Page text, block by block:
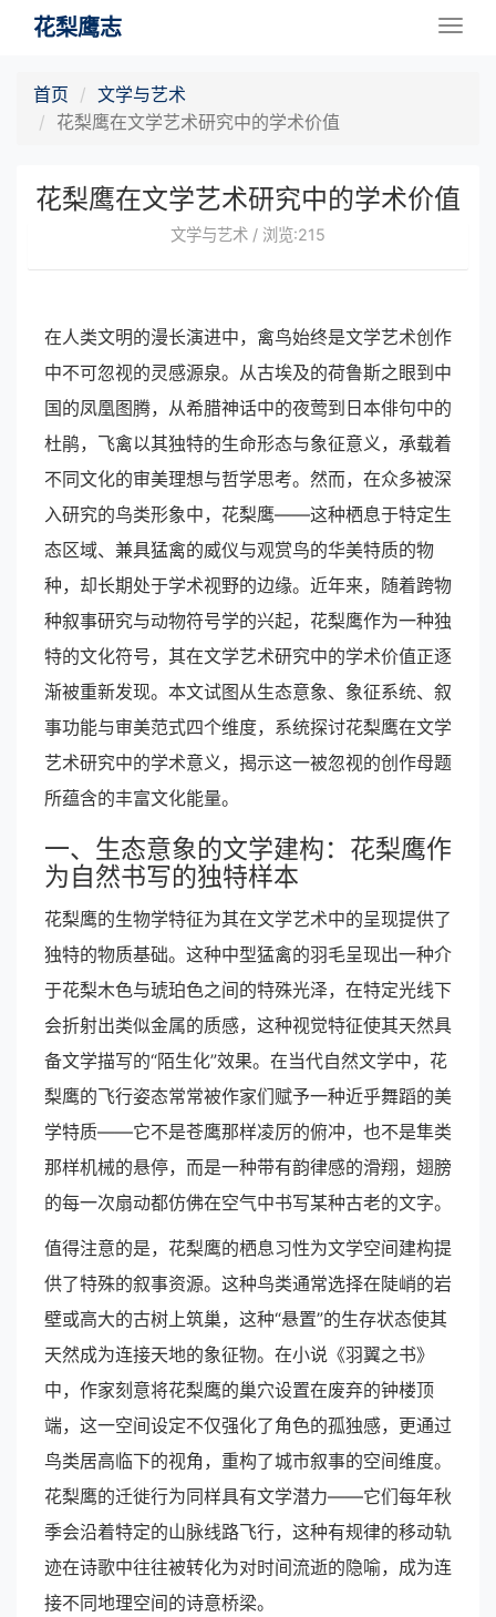
花梨鹰志
首页
文学与艺术
花梨鹰在文学艺术研究中的学术价值
花梨鹰在文学艺术研究中的学术价值
文学与艺术 / 浏览:215
在人类文明的漫长演进中，禽鸟始终是文学艺术创作
中不可忽视的灵感源泉。从古埃及的荷鲁斯之眼到中
国的凤凰图腾，从希腊神话中的夜莺到日本俳句中的
杜鹃，飞禽以其独特的生命形态与象征意义，承载着
不同文化的审美理想与哲学思考。然而，在众多被深
入研究的鸟类形象中，花梨鹰——这种栖息于特定生
态区域、兼具猛禽的威仪与观赏鸟的华美特质的物
种，却长期处于学术视野的边缘。近年来，随着跨物
种叙事研究与动物符号学的兴起，花梨鹰作为一种独
特的文化符号，其在文学艺术研究中的学术价值正逐
渐被重新发现。本文试图从生态意象、象征系统、叙
事功能与审美范式四个维度，系统探讨花梨鹰在文学
艺术研究中的学术意义，揭示这一被忽视的创作母题
所蕴含的丰富文化能量。
一、生态意象的文学建构：花梨鹰作
为自然书写的独特样本
花梨鹰的生物学特征为其在文学艺术中的呈现提供了
独特的物质基础。这种中型猛禽的羽毛呈现出一种介
于花梨木色与琥珀色之间的特殊光泽，在特定光线下
会折射出类似金属的质感，这种视觉特征使其天然具
备文学描写的“陌生化”效果。在当代自然文学中，花
梨鹰的飞行姿态常常被作家们赋予一种近乎舞蹈的美
学特质——它不是苍鹰那样凌厉的俯冲，也不是隼类
那样机械的悬停，而是一种带有韵律感的滑翔，翅膀
的每一次扇动都仿佛在空气中书写某种古老的文字。
值得注意的是，花梨鹰的栖息习性为文学空间建构提
供了特殊的叙事资源。这种鸟类通常选择在陡峭的岩
壁或高大的古树上筑巢，这种“悬置”的生存状态使其
天然成为连接天地的象征物。在小说《羽翼之书》
中，作家刻意将花梨鹰的巢穴设置在废弃的钟楼顶
端，这一空间设定不仅强化了角色的孤独感，更通过
鸟类居高临下的视角，重构了城市叙事的空间维度。
花梨鹰的迁徙行为同样具有文学潜力——它们每年秋
季会沿着特定的山脉线路飞行，这种有规律的移动轨
迹在诗歌中往往被转化为对时间流逝的隐喻，成为连
接不同地理空间的诗意桥梁。